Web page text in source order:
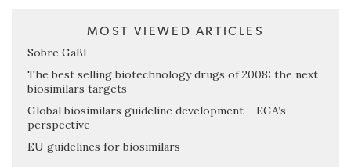
MOST VIEWED ARTICLES
Sobre GaBI
The best selling biotechnology drugs of 2008: the next
biosimilars targets
Global biosimilars guideline development – EGA’s
perspective
EU guidelines for biosimilars